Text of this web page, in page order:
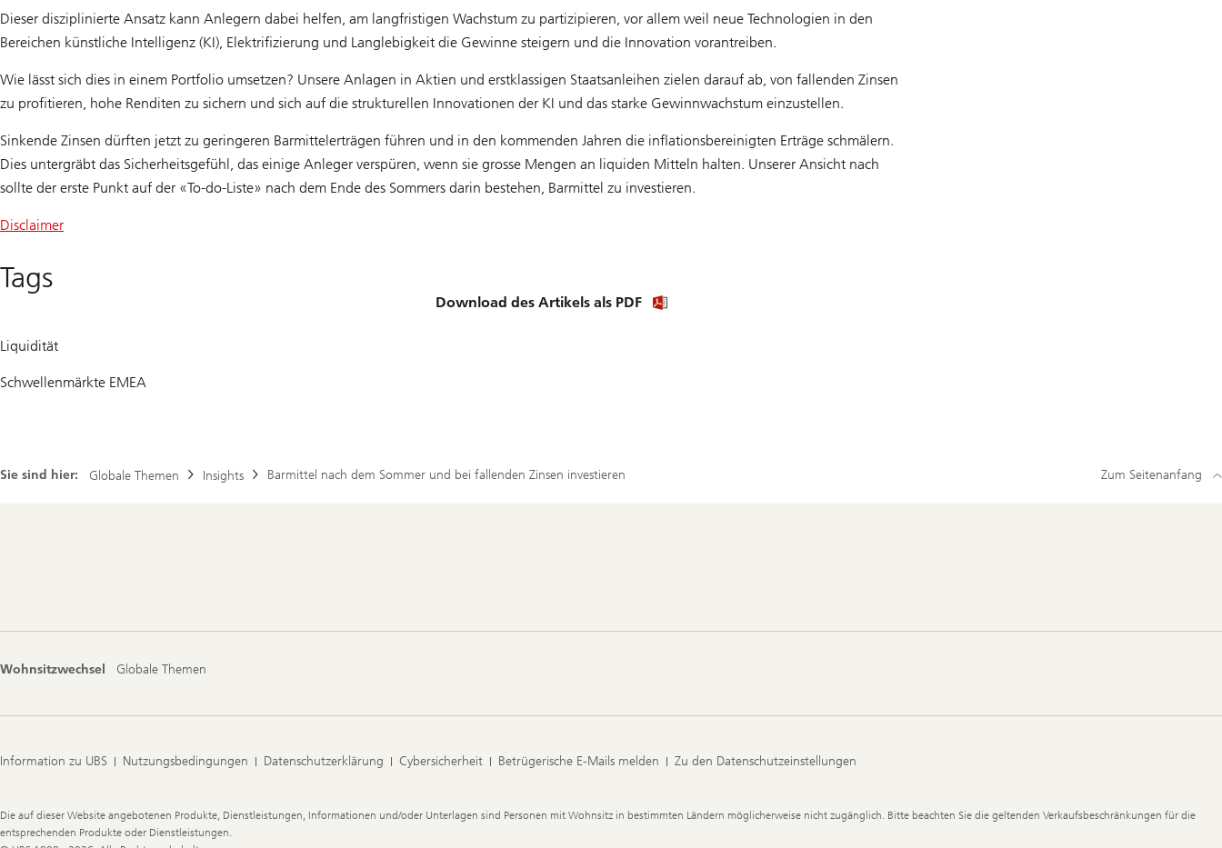
Dieser disziplinierte Ansatz kann Anlegern dabei helfen, am langfristigen Wachstum zu partizipieren, vor allem weil neue Technologien in den
Bereichen künstliche Intelligenz (KI), Elektrifizierung und Langlebigkeit die Gewinne steigern und die Innovation vorantreiben.
Wie lässt sich dies in einem Portfolio umsetzen? Unsere Anlagen in Aktien und erstklassigen Staatsanleihen zielen darauf ab, von fallenden Zinsen
zu profitieren, hohe Renditen zu sichern und sich auf die strukturellen Innovationen der KI und das starke Gewinnwachstum einzustellen.
Sinkende Zinsen dürften jetzt zu geringeren Barmittelerträgen führen und in den kommenden Jahren die inflationsbereinigten Erträge schmälern.
Dies untergräbt das Sicherheitsgefühl, das einige Anleger verspüren, wenn sie grosse Mengen an liquiden Mitteln halten. Unserer Ansicht nach
sollte der erste Punkt auf der «To-do-Liste» nach dem Ende des Sommers darin bestehen, Barmittel zu investieren.
Disclaimer
Tags
Liquidität
Schwellenmärkte EMEA
Download des Artikels als PDF
Sie sind hier: Globale Themen Insights Barmittel nach dem Sommer und bei fallenden Zinsen investieren Zum Seitenanfang
Wohnsitzwechsel Globale Themen
Information zu UBS Nutzungsbedingungen Datenschutzerklärung Cybersicherheit Betrügerische E-Mails melden Zu den Datenschutzeinstellungen
Legal
Information
Die auf dieser Website angebotenen Produkte, Dienstleistungen, Informationen und/oder Unterlagen sind Personen mit Wohnsitz in bestimmten Ländern möglicherweise nicht zugänglich. Bitte beachten Sie die geltenden Verkaufsbeschränkungen für die
entsprechenden Produkte oder Dienstleistungen.